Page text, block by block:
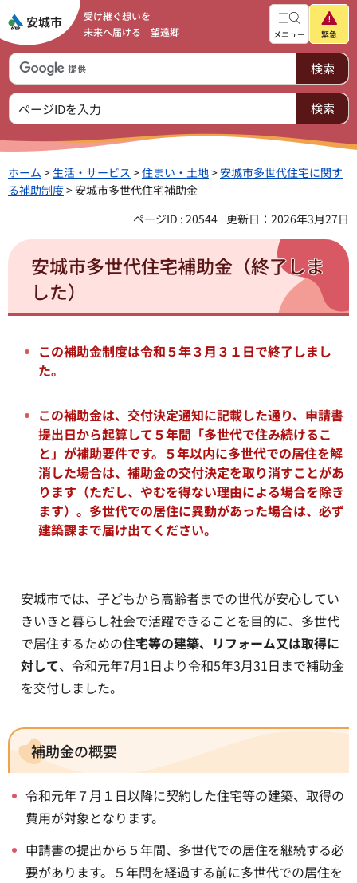
受け継ぐ想いを
未来へ届ける 望遠郷
メニュー 緊急
ホーム > 生活・サービス >住まい・土地>安城市多世代住宅に関す
る補助制度> 安城市多世代住宅補助金
ページID : 20544 更新日：2026年3月27日
安城市多世代住宅補助金（終了しま
した）
この補助金制度は令和５年３月３１日で終了しまし
た。
この補助金は、交付決定通知に記載した通り、申請書
提出日から起算して５年間「多世代で住み続けるこ
と」が補助要件です。５年以内に多世代での居住を解
消した場合は、補助金の交付決定を取り消すことがあ
ります（ただし、やむを得ない理由による場合を除き
ます）。 多世代での居住に異動があった場合は、必ず
建築課まで届け出てください。
安城市では、子どもから高齢者までの世代が安心してい
きいきと暮らし社会で活躍できることを目的に、多世代
で居住するための住宅等の建築、リフォーム又は取得に
対して、令和元年7月1日より令和5年3月31日まで補助金
を交付しました。
補助金の概要
令和元年７月１日以降に契約した住宅等の建築、取得の
費用が対象となります。
申請書の提出から５年間、多世代での居住を継続する必
要があります。５年間を経過する前に多世代での居住を